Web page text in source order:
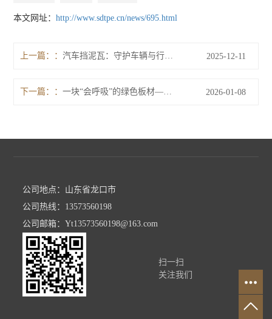
本文网址：http://www.sdtpe.cn/news/695.html
上一篇： 汽车挡泥瓦：守护车辆与行人的“隐形盾牌” 2025-12-11
下一篇： 一块“会呼吸”的绿色板材——TPE板的优点与作用 2026-01-08
公司地点：山东省龙口市
公司热线：13573560198
公司邮箱：Yt13573560198@163.com
扫一扫
关注我们